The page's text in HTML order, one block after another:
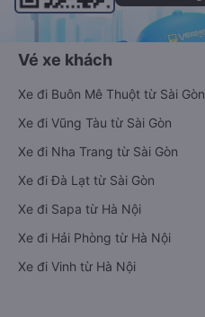
Vé xe khách
Xe đi Buôn Mê Thuột từ Sài Gòn
Xe đi Vũng Tàu từ Sài Gòn
Xe đi Nha Trang từ Sài Gòn
Xe đi Đà Lạt từ Sài Gòn
Xe đi Sapa từ Hà Nội
Xe đi Hải Phòng từ Hà Nội
Xe đi Vinh từ Hà Nội